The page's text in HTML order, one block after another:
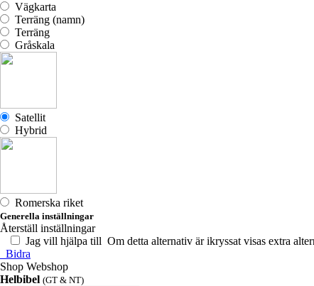
Vägkarta
Terräng (namn)
Terräng
Gråskala
Satellit
Hybrid
Romerska riket
Generella inställningar
Återställ inställningar
Jag vill hjälpa till Om detta alternativ är ikryssat visas extra
Bidra
Shop Webshop
Helbibel (GT & NT)